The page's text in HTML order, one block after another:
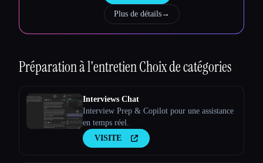
Plus de détails→
Préparation à l'entretienChoix de catégories
Interviews Chat
Interview Prep & Copilot pour une assistance
en temps réel.
VISITE